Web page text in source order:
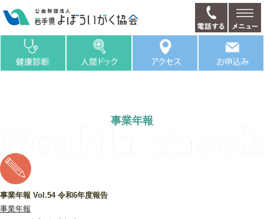
事業年報
事業年報 Vol.54 令和6年度報告
事業年報